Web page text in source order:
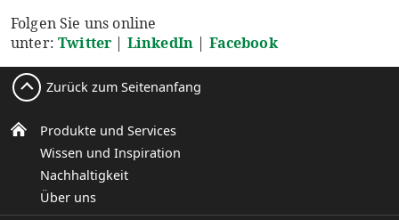
Folgen Sie uns online
unter:Twitter | LinkedIn | Facebook
Produkte und Services
Wissen und Inspiration
Nachhaltigkeit
Über uns
Zurück zum Seitenanfang